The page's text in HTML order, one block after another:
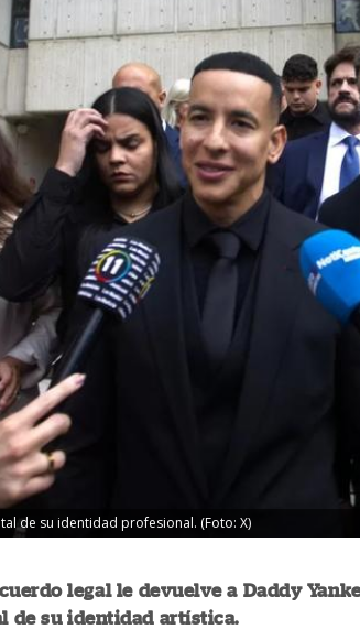
de su identidad profesional. (Foto: X)
legal le devuelve a Daddy
de su identidad artística.